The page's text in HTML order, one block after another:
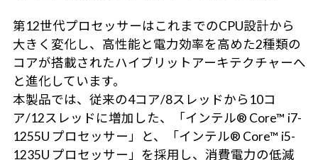
第12世代プロセッサーはこれまでのCPU設計から
大きく変化し、高性能と電力効率を高めた2種類の
コアが搭載されたハイブリットアーキテクチャーへ
と進化しています。
本製品では、従来の4コア/8スレッドから10コ
ア/12スレッドに増加した、「インテル® Core™ i7-
1255U プロセッサー」と、「インテル® Core™ i5-
1235U プロセッサー」を採用し、消費電力の低減